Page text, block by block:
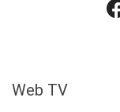
Web TV